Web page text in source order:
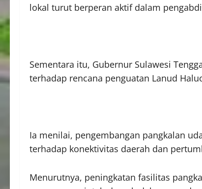
lokal turut berperan aktif dalam
Sementara itu, Gubernur Sulawesi
terhadap rencana penguatan Lanud
Ia menilai, pengembangan pangkalan
terhadap konektivitas daerah dan
Menurutnya, peningkatan fasilitas